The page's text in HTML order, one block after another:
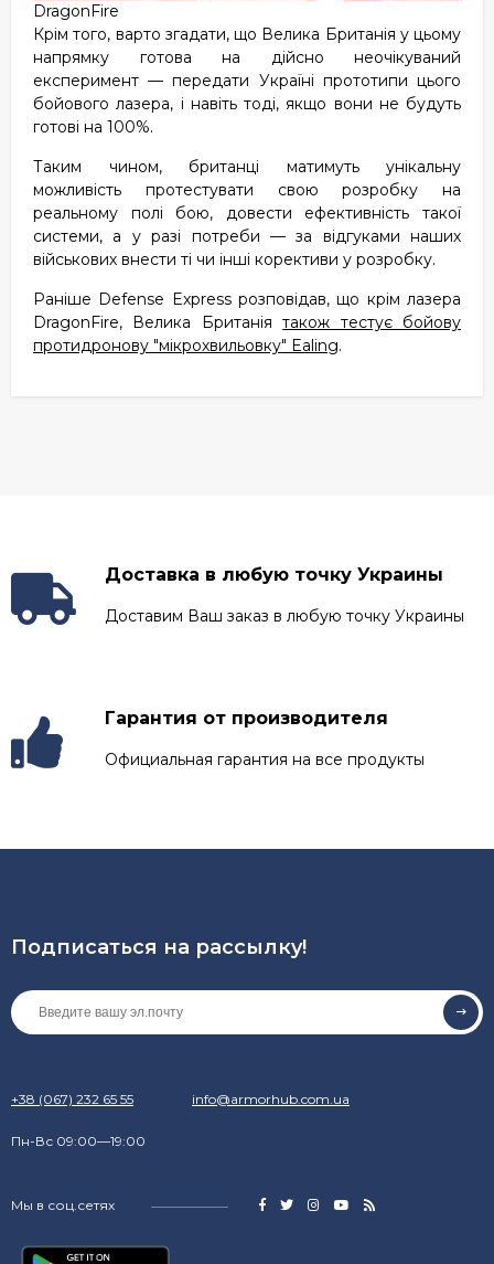
DragonFire
Крім того, варто згадати, що Велика Британія у цьому
напрямку готова на дійсно неочікуваний
експеримент — передати Україні прототипи цього
бойового лазера, і навіть тоді, якщо вони не будуть
готові на 100%.
Таким чином, британці матимуть унікальну
можливість протестувати свою розробку на
реальному полі бою, довести ефективність такої
системи, а у разі потреби — за відгуками наших
військових внести ті чи інші корективи у розробку.
Раніше Defense Express розповідав, що крім лазера
DragonFire, Велика Британіятакож тестує бойову
протидронову "мікрохвильовку" Ealing.
Доставка в любую точку Украины
Доставим Ваш заказ в любую точку Украины
Гарантия от производителя
Официальная гарантия на все продукты
Подписаться на рассылкy!
+38 (067) 232 65 55 info@armorhub.com.ua
Пн-Вс 09:00—19:00
Мы в соц.сетях